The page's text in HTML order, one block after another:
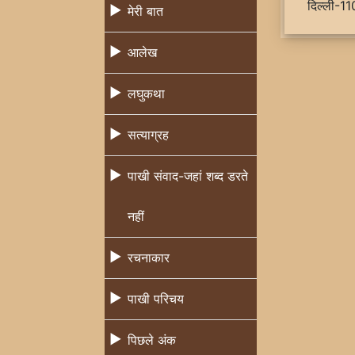
मेरी बात
आलेख
लघुकथा
सत्याग्रह
पाखी संवाद-जहां शब्द डरते
नहीं
रचनाकार
पाखी परिचय
पिछले अंक
दिल्ली-